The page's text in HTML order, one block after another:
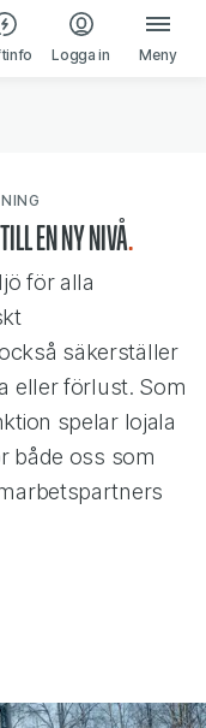
Logga in(öppnas i ny
Meny
en ny nivå
för alla
säkerställer
eller förlust. Som
spelar lojala
både oss som